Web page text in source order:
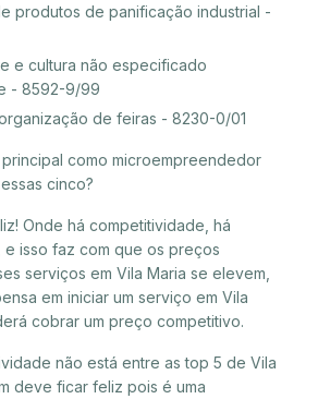
produtos de panificação industrial -
e cultura não especificado
- 8592-9/99
de feiras - 8230-0/01
como microempreendedor
cinco?
Onde há competitividade, há
e isso faz com que os preços
serviços em Vila Maria se elevem,
em iniciar um serviço em Vila
cobrar um preço competitivo.
não está entre as top 5 de Vila
deve ficar feliz pois é uma